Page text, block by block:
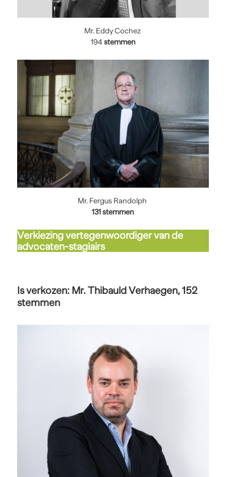
Mr. Eddy Cochez
194stemmen
Mr. Fergus Randolph
131 stemmen
Verkiezing vertegenwoordiger van de
advocaten-stagiairs
Is verkozen: Mr. Thibauld Verhaegen, 152
stemmen